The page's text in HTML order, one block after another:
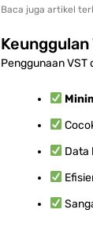
Baca juga artikel
Penggunaan VST
Data